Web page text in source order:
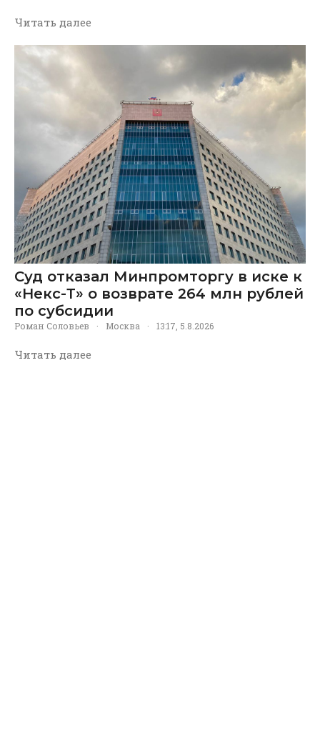
Читать далее
Суд отказал Минпромторгу в иске к
«Некс-Т» о возврате 264 млн рублей
по субсидии
Роман Соловьев · Москва · 13:17, 5.8.2026
Читать далее